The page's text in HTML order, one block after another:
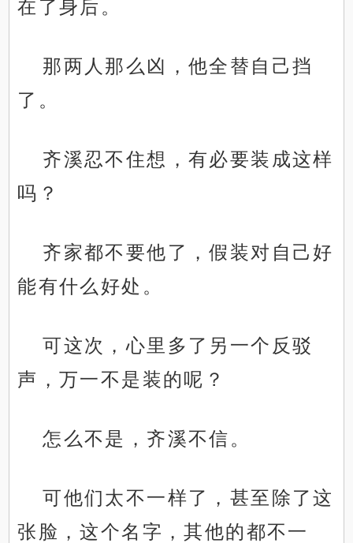
在了身后。
那两人那么凶，他全替自己挡
了。
齐溪忍不住想，有必要装成这样
吗？
齐家都不要他了，假装对自己好
能有什么好处。
可这次，心里多了另一个反驳
声，万一不是装的呢？
怎么不是，齐溪不信。
可他们太不一样了，甚至除了这
张脸，这个名字，其他的都不一